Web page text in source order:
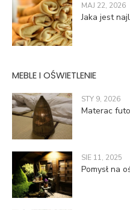
MAJ 22, 2026
Jaka jest
MEBLE I OŚWIETLENIE
STY 9, 2026
Materac
SIE 11, 2025
Pomysł na